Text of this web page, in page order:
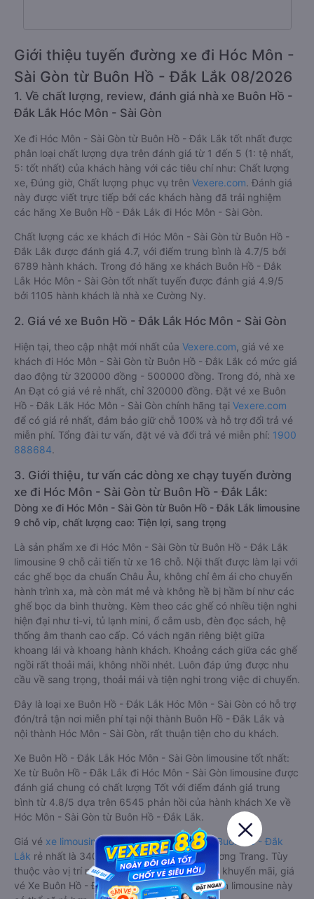
Giới thiệu tuyến đường xe đi Hóc Môn -
Sài Gòn từ Buôn Hồ - Đắk Lắk 08/2026
1. Về chất lượng, review, đánh giá nhà xe Buôn Hồ -
Đắk Lắk Hóc Môn - Sài Gòn
Xe đi Hóc Môn - Sài Gòn từ Buôn Hồ - Đắk Lắk tốt nhất được
phân loại chất lượng dựa trên đánh giá từ 1 đến 5 (1: tệ nhất,
5: tốt nhất) của khách hàng với các tiêu chí như: Chất lượng
xe, Đúng giờ, Chất lượng phục vụ trên Vexere.com. Đánh giá
này được viết trực tiếp bởi các khách hàng đã trải nghiệm
các hãng Xe Buôn Hồ - Đắk Lắk đi Hóc Môn - Sài Gòn.
Chất lượng các xe khách đi Hóc Môn - Sài Gòn từ Buôn Hồ -
Đắk Lắk được đánh giá 4.7, với điểm trung bình là 4.7/5 bởi
6789 hành khách. Trong đó hãng xe khách Buôn Hồ - Đắk
Lắk Hóc Môn - Sài Gòn tốt nhất tuyến được đánh giá 4.9/5
bởi 1105 hành khách là nhà xe Cường Ny.
2. Giá vé xe Buôn Hồ - Đắk Lắk Hóc Môn - Sài Gòn
Hiện tại, theo cập nhật mới nhất của Vexere.com , giá vé xe
khách đi Hóc Môn - Sài Gòn từ Buôn Hồ - Đắk Lắk có mức giá
dao động từ 320000 đồng - 500000 đồng. Trong đó, nhà xe
An Đạt có giá vé rẻ nhất, chỉ 320000 đồng. Đặt vé xe Buôn
Hồ - Đắk Lắk Hóc Môn - Sài Gòn chính hãng tại Vexere.com
để có giá rẻ nhất, đảm bảo giữ chỗ 100% và hỗ trợ đổi trả vé
miễn phí. Tổng đài tư vấn, đặt vé và đổi trả vé miễn phí: 1900
888684.
3. Giới thiệu, tư vấn các dòng xe chạy tuyến đường
xe đi Hóc Môn - Sài Gòn từ Buôn Hồ - Đắk Lắk:
Dòng xe đi Hóc Môn - Sài Gòn từ Buôn Hồ - Đắk Lắk limousine
9 chỗ vip, chất lượng cao: Tiện lợi, sang trọng
Là sản phẩm xe đi Hóc Môn - Sài Gòn từ Buôn Hồ - Đắk Lắk
limousine 9 chỗ cải tiến từ xe 16 chỗ. Nội thất được làm lại với
các ghế bọc da chuẩn Châu Âu, không chỉ êm ái cho chuyến
hành trình xa, mà còn mát mẻ và không hề bị hầm bí như các
ghế bọc da bình thường. Kèm theo các ghế có nhiều tiện nghi
hiện đại như ti-vi, tủ lạnh mini, ổ cắm usb, đèn đọc sách, hệ
thống âm thanh cao cấp. Có vách ngăn riêng biệt giữa
khoang lái và khoang hành khách. Khoảng cách giữa các ghế
ngồi rất thoải mái, không nhồi nhét. Luôn đáp ứng được nhu
cầu về sang trọng, thoải mái và tiện nghi trong việc di chuyển.
Đây là loại xe Buôn Hồ - Đắk Lắk Hóc Môn - Sài Gòn có hỗ trợ
đón/trả tận nơi miễn phí tại nội thành Buôn Hồ - Đắk Lắk và
nội thành Hóc Môn - Sài Gòn, rất thuận tiện cho du khách.
Xe Buôn Hồ - Đắk Lắk Hóc Môn - Sài Gòn limousine tốt nhất:
Xe từ Buôn Hồ - Đắk Lắk đi Hóc Môn - Sài Gòn limousine được
đánh giá chung có chất lượng Tốt với điểm đánh giá trung
bình từ 4.8/5 dựa trên 6545 phản hồi của hành khách Xe về
Hóc Môn - Sài Gòn từ Buôn Hồ - Đắk Lắk.
Giá vé xe limousine đi Hóc Môn - Sài Gòn từ Buôn Hồ - Đắk
Lắk rẻ nhất là 340000VND của hãng xe Phương Trang. Tùy
thuộc vào vị trí ngồi của bạn và chương trình khuyến mãi, giá
vé Xe Buôn Hồ - Đắk Lắk đi Hóc Môn - Sài Gòn limousine này